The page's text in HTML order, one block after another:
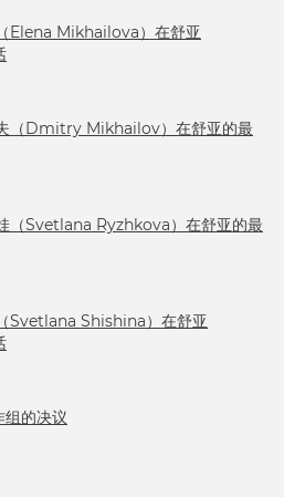
Elena Mikhailova）在舒亚
（Dmitry Mikhailov）在舒亚的最
（Svetlana Ryzhkova）在舒亚的最
Svetlana Shishina）在舒亚
组的决议